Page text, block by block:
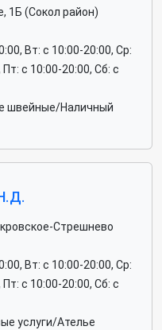
1Б (Сокол район)
Вт: c 10:00-20:00, Ср:
c 10:00-20:00, Сб: c
швейные/Наличный
Стрешнево
Вт: c 10:00-20:00, Ср:
c 10:00-20:00, Сб: c
услуги/Ателье